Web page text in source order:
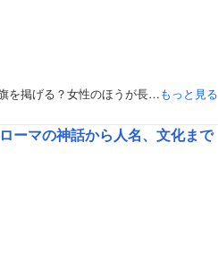
を掲げる？女性のほうが長…もっと見る
ーマの神話から人名、文化まで